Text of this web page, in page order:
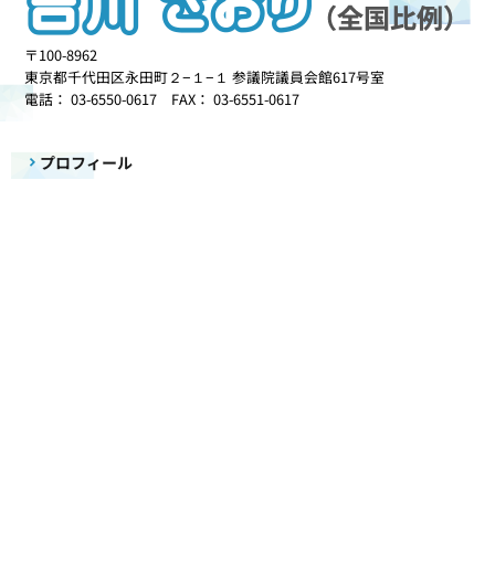
〒100-8962
東京都千代田区永田町２−１−１ 参議院議員会館617号室
電話： 03-6550-0617 FAX： 03-6551-0617
プロフィール